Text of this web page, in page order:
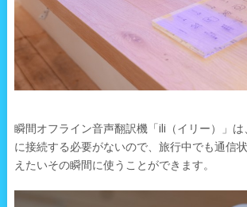
瞬間オフライン音声翻訳機「ili（イリー）」は
に接続する必要がないので、旅行中でも通信
えたいその瞬間に使うことができます。